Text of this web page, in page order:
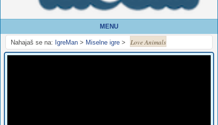
MENU
Nahajaš se na: IgreMan > Miselne igre > Love Animals